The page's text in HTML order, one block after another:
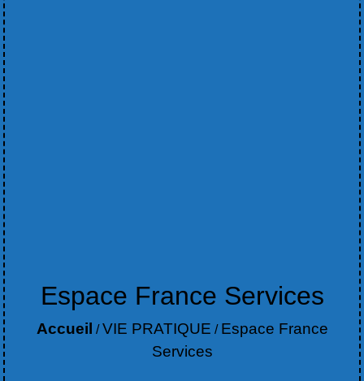
Espace France Services
Accueil / VIE PRATIQUE / Espace France
Services